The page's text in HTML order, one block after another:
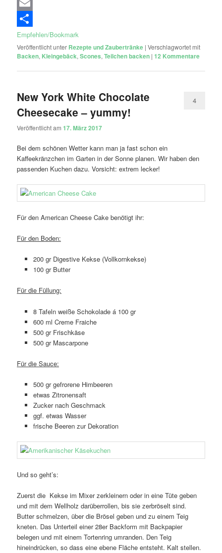
Email
Empfehlen/Bookmark
Veröffentlicht unter Rezepte und Zaubertränke |Verschlagwortet mit
Backen, Kleingebäck,Scones,Teilchen backen |12 Kommentare
New York White Chocolate
Cheesecake – yummy!
Veröffentlicht am17. März 2017
4
Bei dem schönen Wetter kann man ja fast schon ein
Kaffeekränzchen im Garten in der Sonne planen. Wir haben den
passenden Kuchen dazu. Vorsicht: extrem lecker!
Für den American Cheese Cake benötigt ihr:
Für den Boden:
200 gr Digestive Kekse (Vollkornkekse)
100 gr Butter
Für die Füllung:
8 Tafeln weiße Schokolade á 100 gr
600 ml Creme Fraiche
500 gr Frischkäse
500 gr Mascarpone
Für die Sauce:
500 gr gefrorene Himbeeren
etwas Zitronensaft
Zucker nach Geschmack
ggf. etwas Wasser
frische Beeren zur Dekoration
Und so geht’s:
Zuerst die Kekse im Mixer zerkleinern oder in eine Tüte geben
und mit dem Wellholz darüberrollen, bis sie zerbröselt sind.
Butter schmelzen, über die Brösel geben und zu einem Teig
kneten. Das Unterteil einer 28er Backform mit Backpapier
belegen und mit einem Tortenring umranden. Den Teig
hineindrücken, so dass eine ebene Fläche entsteht. Kalt stellen.